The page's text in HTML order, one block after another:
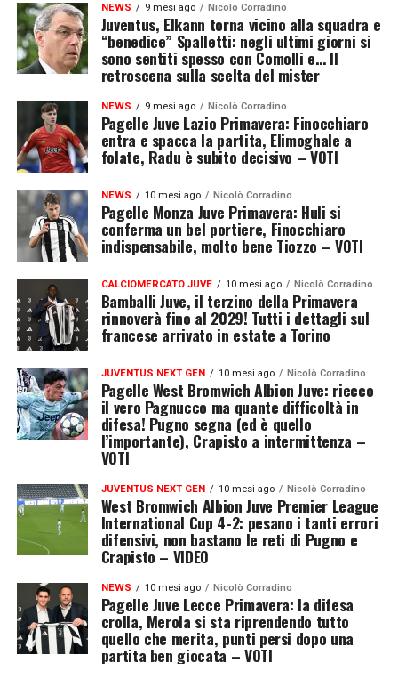
NEWS 9 mesi ago Nicolò Corradino
Juventus, Elkann torna vicino alla squadra e
“benedice” Spalletti: negli ultimi giorni si
sono sentiti spesso con Comolli e… Il
retroscena sulla scelta del mister
NEWS 9 mesi ago Nicolò Corradino
Pagelle Juve Lazio Primavera: Finocchiaro
entra e spacca la partita, Elimoghale a
folate, Radu è subito decisivo – VOTI
NEWS 10 mesi ago Nicolò Corradino
Pagelle Monza Juve Primavera: Huli si
conferma un bel portiere, Finocchiaro
indispensabile, molto bene Tiozzo – VOTI
CALCIOMERCATO JUVE 10 mesi ago Nicolò Corradino
Bamballi Juve, il terzino della Primavera
rinnoverà fino al 2029! Tutti i dettagli sul
francese arrivato in estate a Torino
JUVENTUS NEXT GEN 10 mesi ago Nicolò Corradino
Pagelle West Bromwich Albion Juve: riecco
il vero Pagnucco ma quante difficoltà in
difesa! Pugno segna (ed è quello
l’importante), Crapisto a intermittenza –
VOTI
JUVENTUS NEXT GEN 10 mesi ago Nicolò Corradino
West Bromwich Albion Juve Premier League
International Cup 4-2: pesano i tanti errori
difensivi, non bastano le reti di Pugno e
Crapisto – VIDEO
NEWS 10 mesi ago Nicolò Corradino
Pagelle Juve Lecce Primavera: la difesa
crolla, Merola si sta riprendendo tutto
quello che merita, punti persi dopo una
partita ben giocata – VOTI